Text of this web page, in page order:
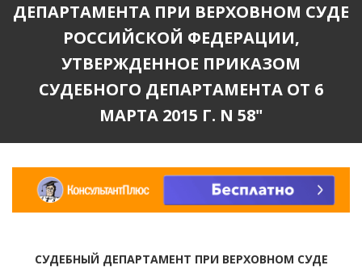
ДЕПАРТАМЕНТА ПРИ ВЕРХОВНОМ СУДЕ
РОССИЙСКОЙ ФЕДЕРАЦИИ,
УТВЕРЖДЕННОЕ ПРИКАЗОМ
СУДЕБНОГО ДЕПАРТАМЕНТА ОТ 6
МАРТА 2015 Г. N 58"
СУДЕБНЫЙ ДЕПАРТАМЕНТ ПРИ ВЕРХОВНОМ СУДЕ